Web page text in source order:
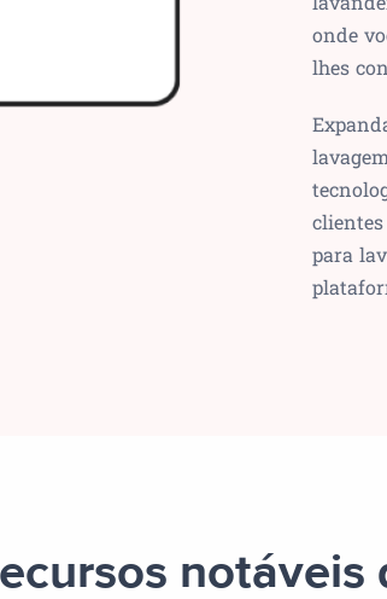
onde
lhes
para
notáveis